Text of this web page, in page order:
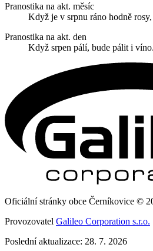
Pranostika na akt. měsíc
Když je v srpnu ráno hodně
Pranostika na akt. den
Když srpen pálí, bude pálit i víno.
Oficiální stránky obce Černíkovice ©
Provozovatel Galileo Corporation s.r.o.
Poslední aktualizace: 28. 7. 2026